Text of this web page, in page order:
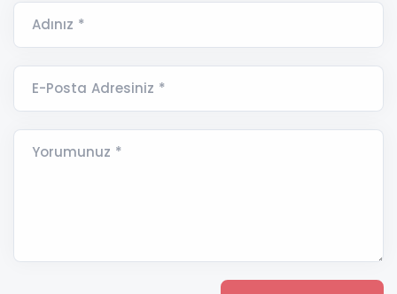
Adınız *
E-Posta Adresiniz *
Yorumunuz *